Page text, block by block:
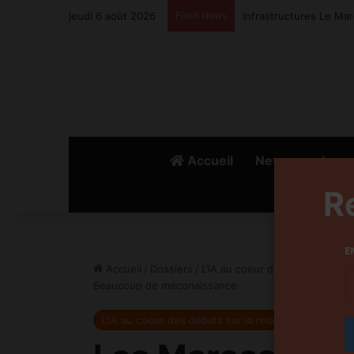
jeudi 6 août 2026 Infrastructures Le
Accueil News
L’IA au coeur des débats sur la relation